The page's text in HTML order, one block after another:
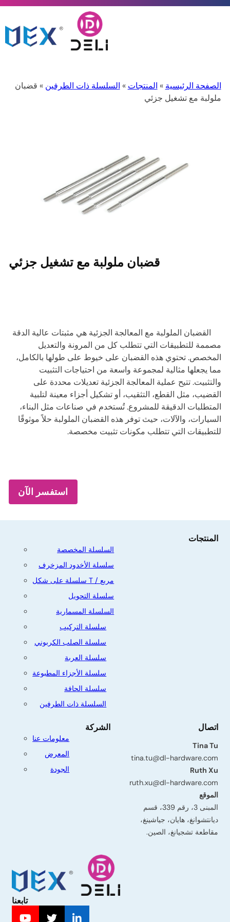
الصفحة الرئيسية » المنتجات » السلسلة ذات الطرفين » قضبان
ملولبة مع تشغيل جزئي
قضبان ملولبة مع تشغيل جزئي
القضبان الملولبة مع المعالجة الجزئية هي مثبتات عالية الدقة
مصممة للتطبيقات التي تتطلب كل من المرونة والتعديل
المخصص. تحتوي هذه القضبان على خيوط على طولها بالكامل،
مما يجعلها مثالية لمجموعة واسعة من احتياجات التثبيت
والتثبيت. تتيح عملية المعالجة الجزئية تعديلات محددة على
القضيب، مثل القطع، التثقيب، أو تشكيل أجزاء معينة لتلبية
المتطلبات الدقيقة للمشروع. تُستخدم في صناعات مثل البناء،
السيارات، والآلات، حيث توفر هذه القضبان الملولبة حلاً موثوقًا
للتطبيقات التي تتطلب مكونات تثبيت مخصصة.
استفسر الآن
المنتجات
السلسلة المخصصة
سلسلة الأخدود المزخرف
سلسلة على شكل T / مربع
سلسلة التحويل
السلسلة المسمارية
سلسلة التركيب
سلسلة الصلب الكربوني
سلسلة العربة
سلسلة الأجزاء المطبوعة
سلسلة الحافة
السلسلة ذات الطرفين
الشركة
معلومات عنا
المعرض
الجودة
اتصال
Tina Tu
tina.tu@dl-hardware.com
Ruth Xu
ruth.xu@dl-hardware.com
الموقع
المبنى 3، رقم 339، قسم
ديانتشوانغ، هايان، جياشينغ،
مقاطعة تشجيانغ، الصين.
تابعنا